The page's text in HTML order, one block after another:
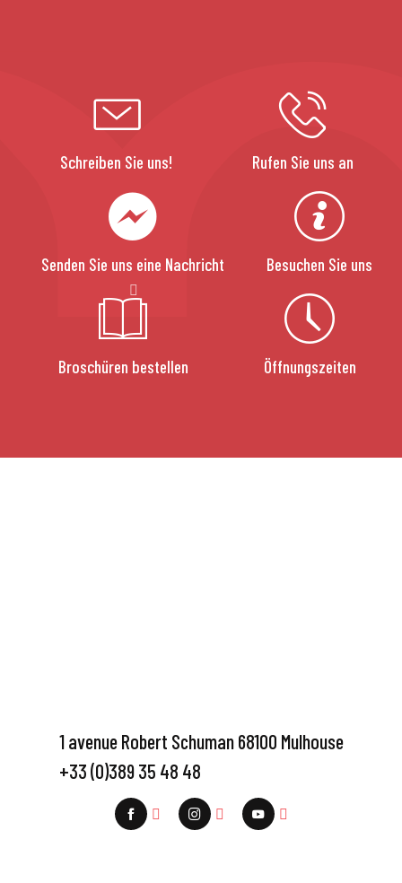
Schreiben Sie uns! Rufen Sie uns an
Senden Sie uns eine Nachricht Besuchen Sie uns
Broschüren bestellen Öffnungszeiten
1 avenue Robert Schuman 68100 Mulhouse
+33 (0)389 35 48 48